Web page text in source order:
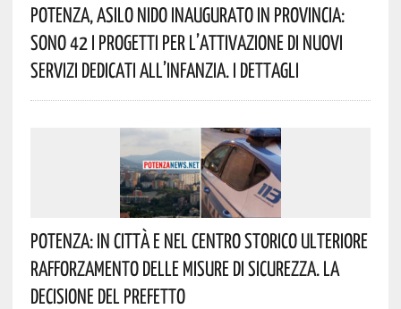
Potenza, Asilo Nido Inaugurato In Provincia:
Sono 42 I Progetti Per L’attivazione Di Nuovi
Servizi Dedicati All’infanzia. I Dettagli
Potenza: In Città E Nel Centro Storico Ulteriore
Rafforzamento Delle Misure Di Sicurezza. La
Decisione Del Prefetto